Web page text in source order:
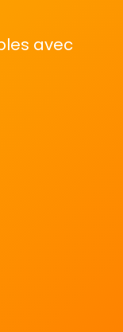
avec